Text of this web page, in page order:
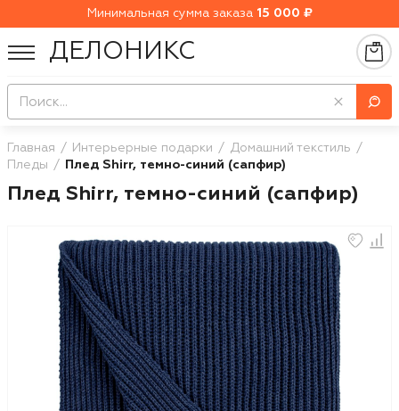
Минимальная сумма заказа 15 000 ₽
ДЕЛОНИКС
Главная Интерьерные подарки
Домашний текстиль
Пледы
Плед Shirr, темно-синий (сапфир)
Плед Shirr, темно-синий (сапфир)